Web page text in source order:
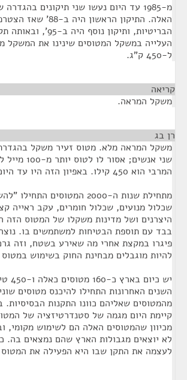
מ-1985 עד היום נעשו שני תיקונים
הבריטיות, ותיקון נוסף היה
ל-450 ק"ג.
קריאה
משקל המראה.
רן בג
משקל המראה מלא. מטוס זעיר משקל
שני אנשים;
המרבי הוא 450 קילו. באפיון הזה היו עד היום המטוסים.
מתחילת שנות ה-2000 המטוסים
שכלול מנועים, שכלול חומרים, עקב ראייה
היצרנים ושל מדינות משקלו של המטוס הזה
בבד עם תוספת הבטיחות למשתמשים בו.
פיגרו במקצת אחרי מה שאירע בשטח, וזה
להיות מוגבלים מבחינת החוק בשימוש
השנים האחרונות התחילו להיכנס מטוסים
מהמטוסים שאליהם כוונו התקנות הבסיסיות.
קיימת היום מגמה של סטנדרטיזציה של
מכיוון שהמטוסים האלה הם לשימוש מקומי,
לא יוצאים מגבולות הארץ שהם נמצאים בה.
לעצמה את התקן שבו היא הפעילה את